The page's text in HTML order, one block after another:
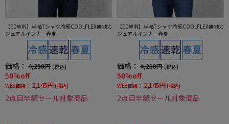
【EDWIN】半袖Tシャツ冷感COOLFLEX無地カ
ジュアルインナー春夏
価格： 4,290円 (税込)
50%off
WEB価格： 2,145円 (税込)
2点目半額セール対象商品
【EDWIN】半袖Tシャツ冷感COOLFLEX無地カ
ジュアルインナー春夏
価格： 4,290円 (税込)
50%off
WEB価格： 2,145円 (税込)
2点目半額セール対象商品